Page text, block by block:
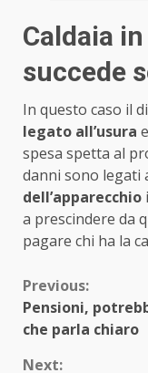
Caldaia
succede
In questo caso il
legato all’usura
spesa spetta al
danni sono legati
dell’apparecchio
a prescindere da
pagare chi ha la
Continue
Reading
Previous:
Pensioni,
che parla chiaro
Next: